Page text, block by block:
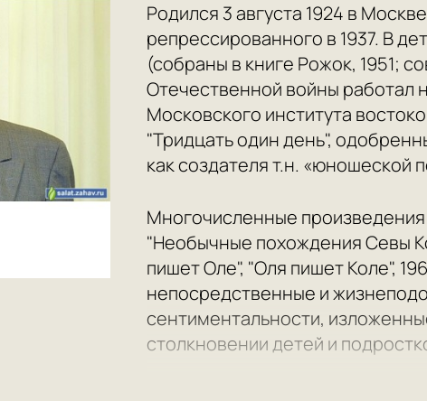
Родился 3 августа 1924 в
репрессированного в 1937. В
(собраны в книге Рожок, 1951;
Отечественной войны работал
Московского института
"Тридцать один день",
как создателя т.н. «юношеской
Многочисленные
"Необычные похождения Севы
пишет Оле", "Оля пишет Коле",
непосредственные и
сентиментальности,
столкновении детей и